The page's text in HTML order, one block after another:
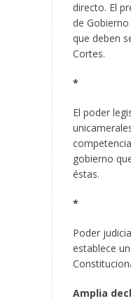
directo. El
de
que deben
Cortes.
*
El poder
gobierno
éstas.
*
Poder
establece
Amplia